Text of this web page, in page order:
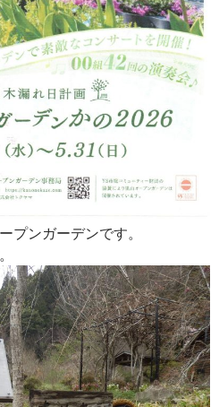
プンガーデンです。